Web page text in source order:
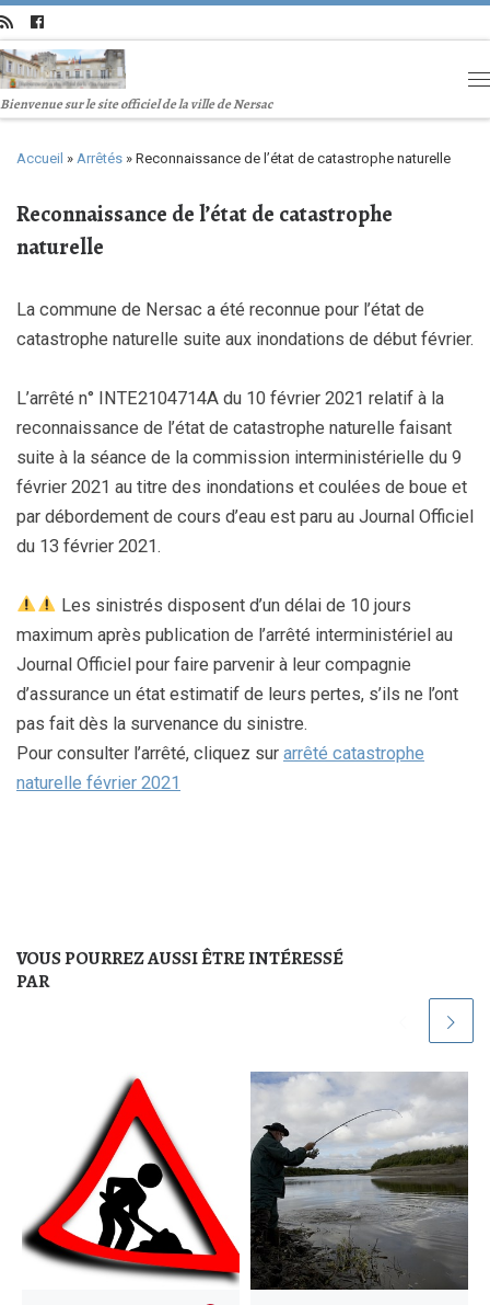
Bienvenue sur le site officiel de la ville de Nersac
Accueil » Arrêtés » Reconnaissance de l’état de catastrophe naturelle
Reconnaissance de l’état de catastrophe
naturelle
La commune de Nersac a été reconnue pour l’état de
catastrophe naturelle suite aux inondations de début février.
L’arrêté n° INTE2104714A du 10 février 2021 relatif à la
reconnaissance de l’état de catastrophe naturelle faisant
suite à la séance de la commission interministérielle du 9
février 2021 au titre des inondations et coulées de boue et
par débordement de cours d’eau est paru au Journal Officiel
du 13 février 2021.
Les sinistrés disposent d’un délai de 10 jours
maximum après publication de l’arrêté interministériel au
Journal Officiel pour faire parvenir à leur compagnie
d’assurance un état estimatif de leurs pertes, s’ils ne l’ont
pas fait dès la survenance du sinistre.
Pour consulter l’arrêté, cliquez sur arrêté catastrophe
naturelle février 2021
VOUS POURREZ AUSSI ÊTRE INTÉRESSÉ
PAR